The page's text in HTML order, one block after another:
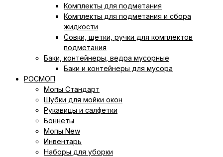
Комплекты для подметания
Комплекты для подметания и сбора
жидкости
Совки, щетки, ручки для комплектов
подметания
Баки, контейнеры, ведра мусорные
Баки и контейнеры для мусора
РОСМОП
Мопы Стандарт
Шубки для мойки окон
Рукавицы и салфетки
Боннеты
Мопы New
Инвентарь
Наборы для уборки